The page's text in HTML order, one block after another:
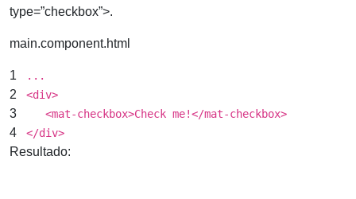
type=”checkbox”>.
main.component.html
1
2
3
4
...
<div>
<mat-checkbox>Check me!</mat-checkbox>
</div>
Resultado: